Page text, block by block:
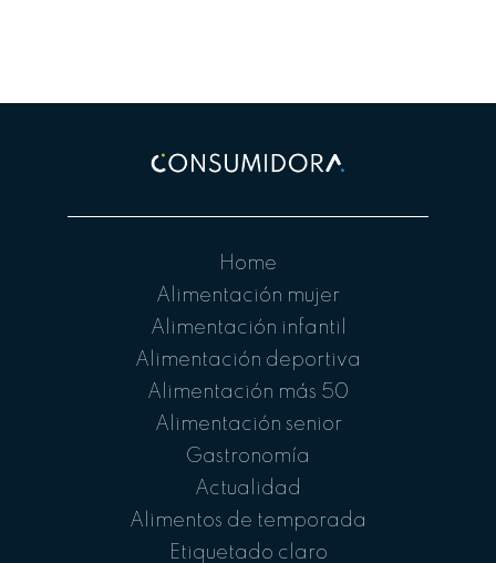
Home
Alimentación mujer
Alimentación infantil
Alimentación deportiva
Alimentación más 50
Alimentación senior
Gastronomía
Actualidad
Alimentos de temporada
Etiquetado claro